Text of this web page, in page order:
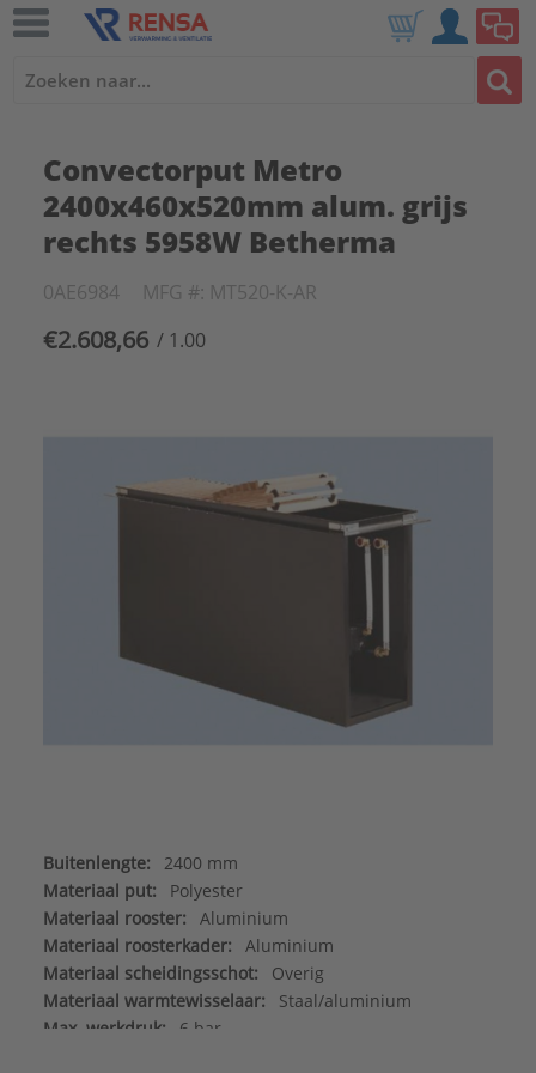
Convectorput Metro
2400x460x520mm alum. grijs
rechts 5958W Betherma
0AE6984 MFG #: MT520-K-AR
€2.608,66 / 1.00
Buitenlengte:
2400 mm
Materiaal put:
Polyester
Materiaal rooster:
Aluminium
Materiaal roosterkader:
Aluminium
Materiaal scheidingsschot:
Overig
Materiaal warmtewisselaar:
Staal/aluminium
Max. werkdruk:
6 bar